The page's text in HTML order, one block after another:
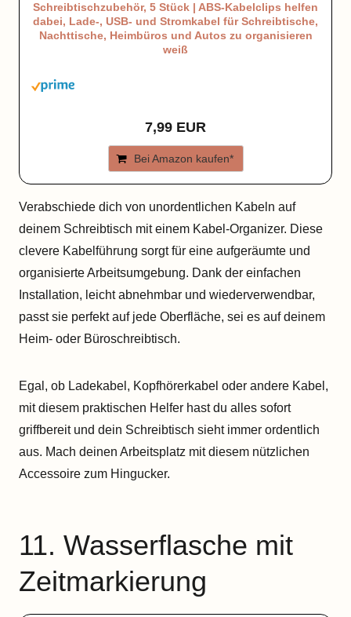
Schreibtischzubehör, 5 Stück | ABS-Kabelclips helfen
dabei, Lade-, USB- und Stromkabel für Schreibtische,
Nachttische, Heimbüros und Autos zu organisieren
weiß
7,99 EUR
Bei Amazon kaufen*
Verabschiede dich von unordentlichen Kabeln auf
deinem Schreibtisch mit einem Kabel-Organizer. Diese
clevere Kabelführung sorgt für eine aufgeräumte und
organisierte Arbeitsumgebung. Dank der einfachen
Installation, leicht abnehmbar und wiederverwendbar,
passt sie perfekt auf jede Oberfläche, sei es auf deinem
Heim- oder Büroschreibtisch.
Egal, ob Ladekabel, Kopfhörerkabel oder andere Kabel,
mit diesem praktischen Helfer hast du alles sofort
griffbereit und dein Schreibtisch sieht immer ordentlich
aus. Mach deinen Arbeitsplatz mit diesem nützlichen
Accessoire zum Hingucker.
11. Wasserflasche mit
Zeitmarkierung